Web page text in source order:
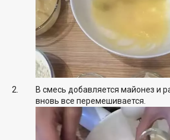
В смесь добавляется майонез и
вновь все перемешивается.